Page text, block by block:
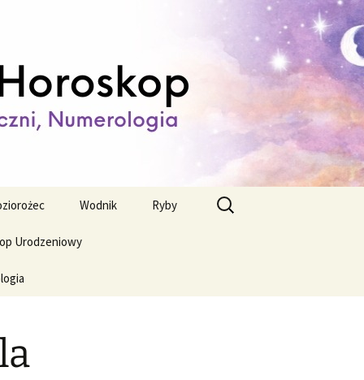
Wodnik Ryby
Urodzeniowy
Szukaj: